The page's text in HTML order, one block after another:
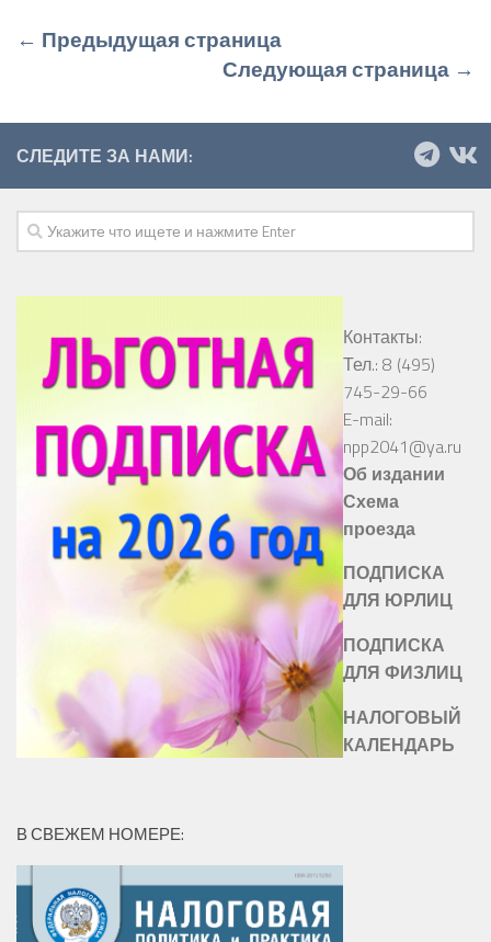
← Предыдущая страница
Следующая страница →
СЛЕДИТЕ ЗА НАМИ:
Контакты:
Тел.: 8 (495)
745-29-66
E-mail:
npp2041@ya.ru
Об издании
Схема
проезда
ПОДПИСКА
ДЛЯ ЮРЛИЦ
ПОДПИСКА
ДЛЯ ФИЗЛИЦ
НАЛОГОВЫЙ
КАЛЕНДАРЬ
В СВЕЖЕМ НОМЕРЕ: